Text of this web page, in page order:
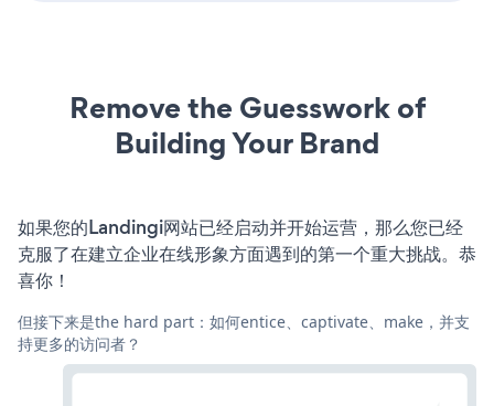
Remove the Guesswork of
Building Your Brand
如果您的Landingi网站已经启动并开始运营，那么您已经
克服了在建立企业在线形象方面遇到的第一个重大挑战。恭
喜你！
但接下来是the hard part：如何entice、captivate、make，并支
持更多的访问者？